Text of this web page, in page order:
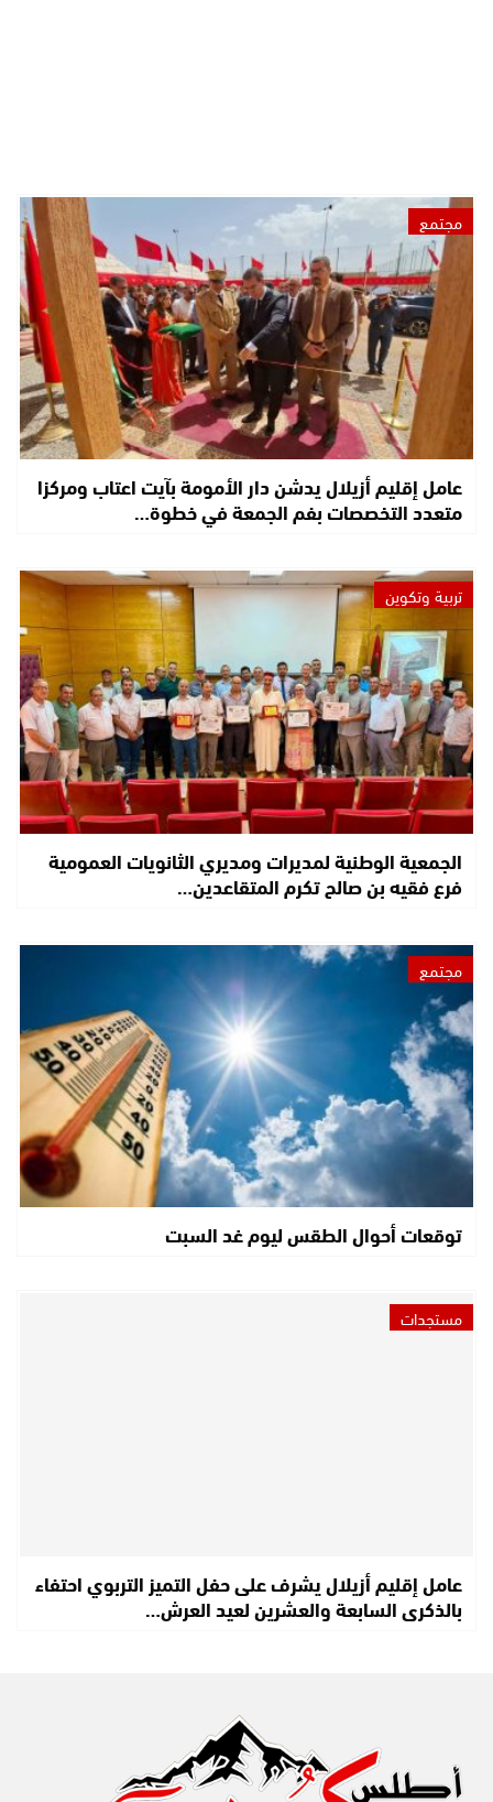
مجتمع
عامل إقليم أزيلال يدشن دار الأمومة بآيت اعتاب ومركزا
متعدد التخصصات بفم الجمعة في خطوة…
تربية وتكوين
الجمعية الوطنية لمديرات ومديري الثانويات العمومية
فرع فقيه بن صالح تكرم المتقاعدين…
مجتمع
توقعات أحوال الطقس ليوم غد السبت
مستجدات
عامل إقليم أزيلال يشرف على حفل التميز التربوي احتفاء
بالذكرى السابعة والعشرين لعيد العرش…